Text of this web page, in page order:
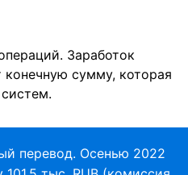
Заработок
сумму, которая
перевод. Осенью 2022